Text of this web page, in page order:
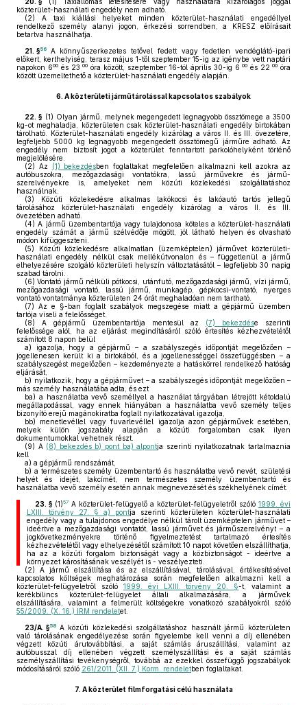
közterület-használati engedély nem adható.
(2) A taxi kiállási helyeket minden közterület-használati engedéllyel
rendelkező személy alanyi jogon, érkezési sorrendben, a KRESZ előírásait
betartva használhatja.
21. §56
A könnyűszerkezetes tetővel fedett vagy fedetlen vendéglátó-ipari
előkert, kerthelyiség, terasz május 1-től szeptember 15-ig az igénybe vett naptári
napokon 600 és 23 00 óra között, szeptember 16-tól április 30-ig 6 00 és 22 00 óra
között üzemeltethető a közterület-használati engedély alapján.
6. A közterületi járműtárolással kapcsolatos szabályok
22. § (1) Olyan jármű, melynek megengedett legnagyobb össztömege a 3500
kg-ot meghaladja, közterületen csak közterület-használati engedély birtokában
tárolható. Közterület-használati engedély kizárólag a város II. és III. övezetére,
legfeljebb 5000 kg legnagyobb megengedett össztömegű járműre adható. Az
engedély nem biztosít jogot a közterület fenntartott parkolóhelyként történő
megjelölésére.
(2) Az (1) bekezdésben foglaltakat megfelelően alkalmazni kell azokra az
autóbuszokra, mezőgazdasági vontatókra, lassú járművekre és jármű-
szerelvényekre is, amelyeket nem közúti közlekedési szolgáltatáshoz
használnak.
(3) Közúti közlekedésre alkalmas lakókocsi és lakóautó tartós jellegű
tárolásához közterület-használati engedély kizárólag a város II. és III.
övezetében adható.
(4) A jármű üzembentartója vagy tulajdonosa köteles a közterület-használati
engedély számát a jármű szélvédője mögött, jól látható helyen és olvasható
módon kifüggeszteni.
(5) Közúti közlekedésre alkalmatlan (üzemképtelen) járművet közterületi-
használati engedély nélkül csak mellékútvonalon és – függetlenül a jármű
elhelyezésére szolgáló közterületi helyszín változtatásától – legfeljebb 30 napig
szabad tárolni.
(6) Vontató jármű nélküli pótkocsi, utánfutó, mezőgazdasági jármű, vízi jármű,
mezőgazdasági vontató, lassú jármű, munkagép, gépkocsi-vontató, nyerges
vontató vontatmánya közterületen 24 órát meghaladóan nem tartható.
(7) Az e §-ban foglalt szabályok megszegése miatt a gépjármű üzemben
tartója viseli a felelősséget.
(8) A gépjármű üzembentartója mentesül az (7) bekezdése szerinti
felelőssége alól, ha az eljárást megindításáról szóló értesítés kézhezvételétől
számított 8 napon belül
a) igazolja, hogy a gépjármű – a szabályszegés időpontját megelőzően –
jogellenesen került ki a birtokából, és a jogellenességgel összefüggésben – a
szabályszegést megelőzően – kezdeményezte a hatáskörrel rendelkező hatóság
eljárását,
b) nyilatkozik, hogy a gépjárművet – a szabályszegés időpontját megelőzően –
más személy használatába adta, és ezt
ba) a használatba vevő személlyel a használat tárgyában létrejött kétoldalú
megállapodással, vagy ennek hiányában a használatba vevő személy teljes
bizonyító erejű magánokiratba foglalt nyilatkozatával igazolja,
bb) menetlevéllel vagy fuvarlevéllel igazolja azon gépjárművek esetében,
melyek külön jogszabály alapján a közúti forgalomban csak ilyen
dokumentumokkal vehetnek részt.
(9) A (8) bekezdés b) pont ba) alpontja szerinti nyilatkozatnak tartalmaznia
kell
a) a gépjármű rendszámát,
b) a természetes személy üzembentartó és használatba vevő nevét, születési
helyét és idejét, lakcímét, nem természetes személy üzembentartó és
használatba vevő személy esetén annak megnevezését és székhelyének címét.
23. §(1)57 A közterület-felügyelő a közterület-felügyeletről szóló1999. évi
LXIII. törvény 27. § a) pontja szerinti közterületen közterület-használati
engedély vagy a tulajdonos engedélye nélkül tárolt üzemképtelen járművet –
ideértve a mezőgazdasági vontatót, lassú járművet és járműszerelvényt – a
jogkövetkezményekre történő figyelmeztetést tartalmazó értesítés
kézhezvételétől vagy elhelyezésétől számított 10 napot követően elszállíthatja,
ha az a közúti forgalom biztonságát vagy a közbiztonságot - ideértve a
környezet károsításának veszélyét is - veszélyezteti.
(2) A jármű elszállítása és az elszállításával, tárolásával, értékesítésével
kapcsolatos költségek meghatározása során megfelelően alkalmazni kell a
közterület-felügyeletről szóló 1999. évi LXIII. törvény 20. §-t, valamint a
kerékbilincs közterület-felügyelet általi alkalmazására, a járművek
elszállítására, valamint a felmerült költségekre vonatkozó szabályokról szóló
55/2009. (X. 16.) IRM rendeletet.
23/A. §58 A közúti közlekedési szolgáltatáshoz használt jármű közterületen
való tárolásának engedélyezése során figyelembe kell venni a díj ellenében
végzett közúti árutovábbítási, a saját számlás áruszállítási, valamint az
autóbusszal díj ellenében végzett személyszállítási és a saját számlás
személyszállítási tevékenységről, továbbá az ezekkel összefüggő jogszabályok
módosításáról szóló 261/2011. (XII. 7.) Korm. rendeletben foglaltakat.
7. A közterület filmforgatási célú használata